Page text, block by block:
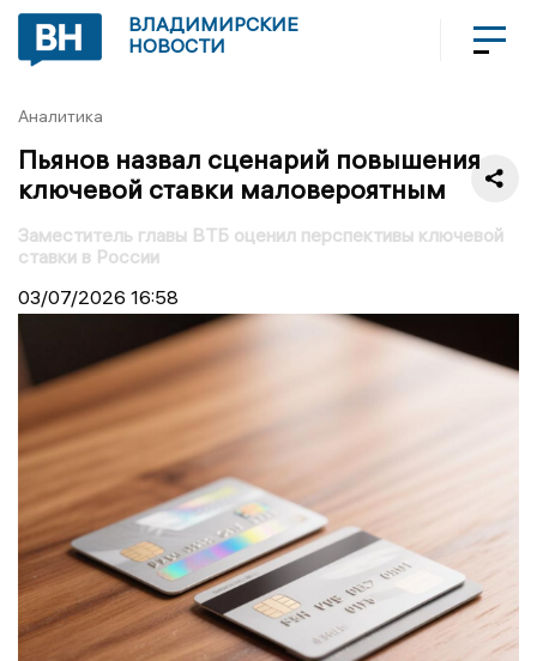
ВЛАДИМИРСКИЕ
НОВОСТИ
Аналитика
Пьянов назвал сценарий повышения
ключевой ставки маловероятным
Заместитель главы ВТБ оценил перспективы ключевой
ставки в России
03/07/2026 16:58